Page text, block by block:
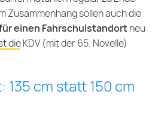
Zusammenhang sollen auch die
einen Fahrschulstandort neu
die KDV (mit der 65. Novelle)
cm statt 150 cm